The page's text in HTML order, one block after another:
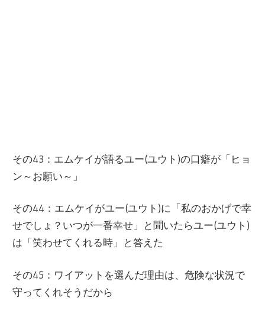
その43：エムケイが語るユー(ユウト)の口癖が「ヒョ
ン～お願い～」
その44：エムケイがユー(ユウト)に「私のおかげで幸
せでしょ？いつが一番幸せ」と聞いたらユー(ユウト)
は「笑わせてくれる時」と答えた
その45：ワイアットを選んだ理由は、危険な状況で
守ってくれそうだから